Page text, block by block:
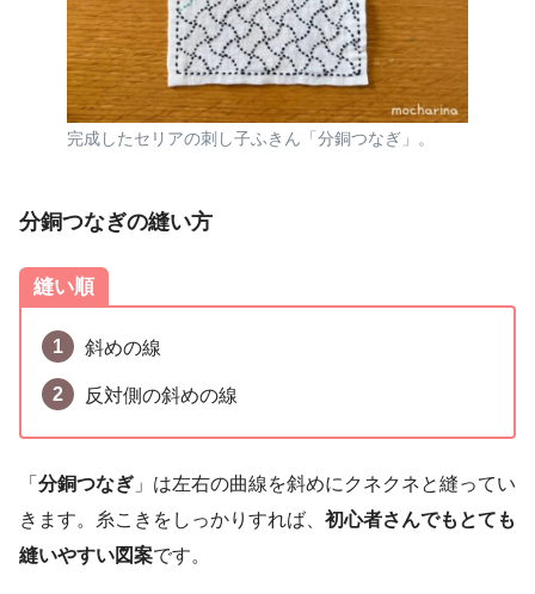
完成したセリアの刺し子ふきん「分銅つなぎ」。
分銅つなぎの縫い方
縫い順
斜めの線
反対側の斜めの線
「 分銅つなぎ 」は左右の曲線を斜めにクネクネと縫ってい
きます。糸こきをしっかりすれば、 初心者さんでもとても
縫いやすい図案です。